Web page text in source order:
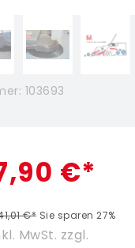
103693
€*
€* Sie sparen 27%
MwSt. zzgl.